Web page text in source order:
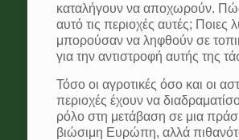
καταλήγουν να αποχωρούν.
αυτό τις περιοχές αυτές; Ποιες
μπορούσαν να ληφθούν σε
για την αντιστροφή αυτής της
Τόσο οι αγροτικές όσο και οι
περιοχές έχουν να
ρόλο στη μετάβαση σε μια
βιώσιμη Ευρώπη, αλλά